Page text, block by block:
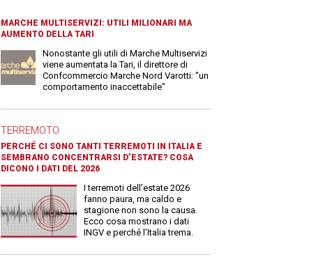
MARCHE MULTISERVIZI: UTILI MILIONARI MA
AUMENTO DELLA TARI
Nonostante gli utili di Marche Multiservizi
viene aumentata la Tari, il direttore di
Confcommercio Marche Nord Varotti: "un
comportamento inaccettabile"
TERREMOTO
PERCHÉ CI SONO TANTI TERREMOTI IN ITALIA E
SEMBRANO CONCENTRARSI D’ESTATE? COSA
DICONO I DATI DEL 2026
I terremoti dell’estate 2026
fanno paura, ma caldo e
stagione non sono la causa.
Ecco cosa mostrano i dati
INGV e perché l’Italia trema.